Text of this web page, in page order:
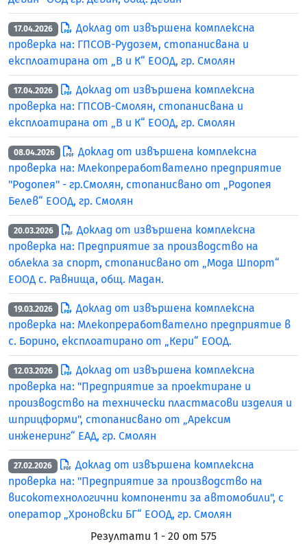
17.04.2026
Доклад от извършена комплексна
проверка на: ГПСОВ-Рудозем, стопанисвана и
експлоатирана от „В и К“ ЕООД, гр. Смолян
17.04.2026
Доклад от извършена комплексна
проверка на: ГПСОВ-Смолян, стопанисвана и
експлоатирана от „В и К“ ЕООД, гр. Смолян
08.04.2026
Доклад от извършена комплексна
проверка на: Млекопреработвателно предприятие
"Родопея" - гр.Смолян, стопанисвано от „Родопея
Белев“ ЕООД, гр. Смолян
20.03.2026
Доклад от извършена комплексна
проверка на: Предприятие за производство на
облекла за спорт, стопанисвано от „Мода Шпорт“
ЕООД с. Равнища, общ. Мадан.
19.03.2026
Доклад от извършена комплексна
проверка на: Млекопреработвателно предприятие в
с. Борино, експлоатирано от „Кери“ ЕООД.
12.03.2026
Доклад от извършена комплексна
проверка на: "Предприятие за проектиране и
производство на технически пластмасови изделия и
шприцформи", стопанисвано от „Арексим
инженеринг“ ЕАД, гр. Смолян
27.02.2026
Доклад от извършена комплексна
проверка на: "Предприятие за производство на
високотехнологични компоненти за автомобили", с
оператор „Хроновски БГ“ ЕООД, гр. Смолян
Резултати 1 - 20 от 575